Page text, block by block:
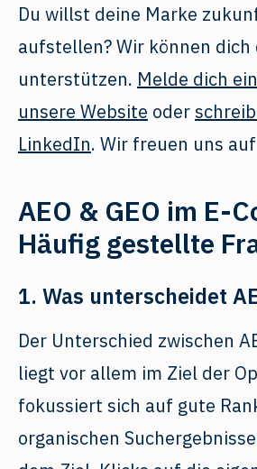
Du willst deine Marke
aufstellen? Wir können dich
unterstützen. Melde dich
unsere Website oder
LinkedIn. Wir freuen uns
AEO & GEO im E-
Häufig gestellte
1. Was unterscheidet
Der Unterschied zwischen
liegt vor allem im Ziel der
fokussiert sich auf gute
organischen